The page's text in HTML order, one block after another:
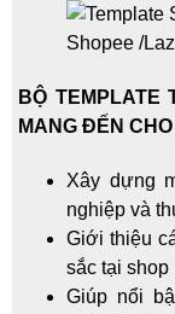
Shopee /
BỘ TEMPLATE
MANG ĐẾN
Xây dựng
nghiệp và
Giới thiệu
sắc tại shop
Giúp nổi